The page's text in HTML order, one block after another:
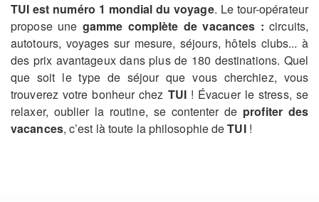
TUI est numéro 1 mondial du voyage. Le tour-opérateur
propose une gamme complète de vacances :circuits,
autotours, voyages sur mesure, séjours, hôtels clubs... à
des prix avantageux dans plus de 180 destinations. Quel
que soit le type de séjour que vous cherchiez, vous
trouverez votre bonheur chez TUI! Évacuer le stress, se
relaxer, oublier la routine, se contenter de profiter des
vacances, c’est là toute la philosophie deTUI!